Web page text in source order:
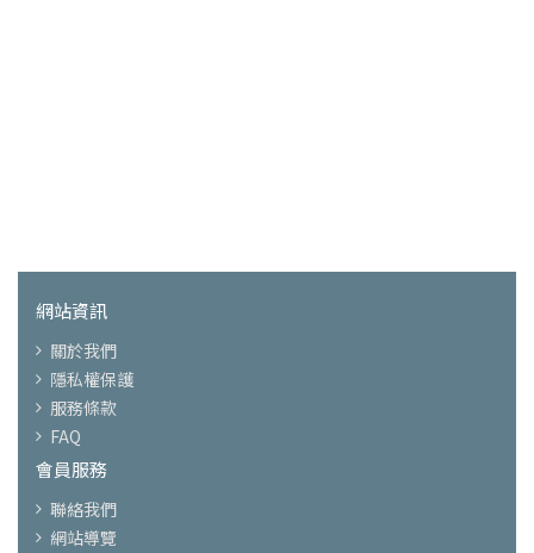
網站資訊
關於我們
隱私權保護
服務條款
FAQ
會員服務
聯絡我們
網站導覽